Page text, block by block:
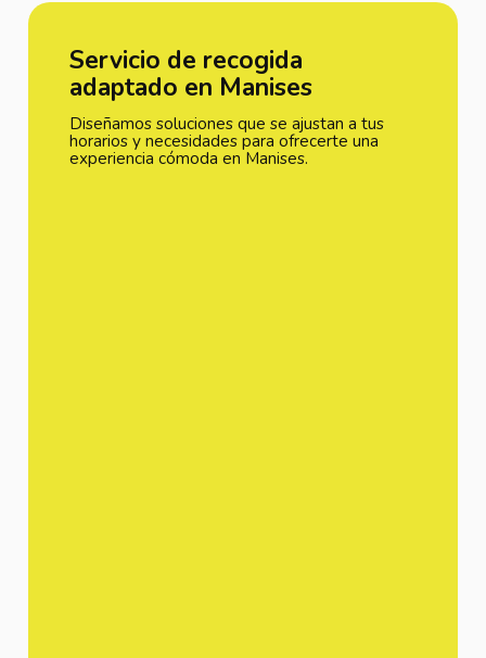
Servicio de recogida
adaptado en Manises
Diseñamos soluciones que se ajustan a tus
horarios y necesidades para ofrecerte una
experiencia cómoda en Manises.